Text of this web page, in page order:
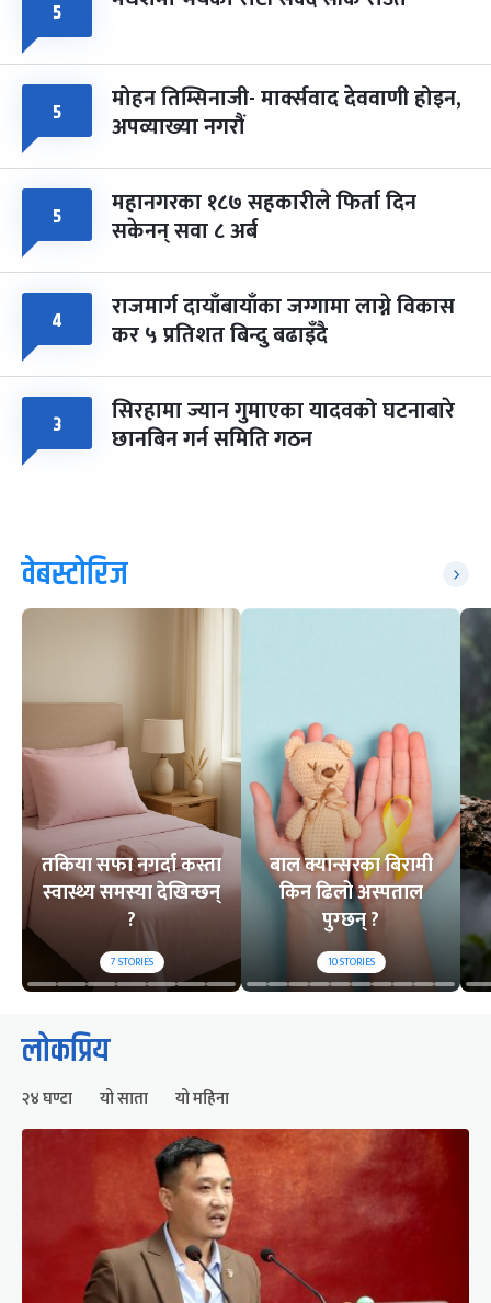
५
५ मोहन तिम्सिनाजी- मार्क्सवाद देववाणी होइन,
अपव्याख्या नगरौं
५ महानगरका १८७ सहकारीले फिर्ता दिन
सकेनन् सवा ८ अर्ब
४ राजमार्ग दायाँबायाँका जग्गामा लाग्ने विकास
कर ५ प्रतिशत बिन्दु बढाइँदै
३ सिरहामा ज्यान गुमाएका यादवको घटनाबारे
छानबिन गर्न समिति गठन
वेबस्टोरिज
तकिया सफा नगर्दा कस्ता
स्वास्थ्य समस्या देखिन्छन्
?
7STORIES
बाल क्यान्सरका बिरामी
किन ढिलो अस्पताल
पुग्छन् ?
10STORIES
लोकप्रिय
२४ घण्टा यो साता यो महिना